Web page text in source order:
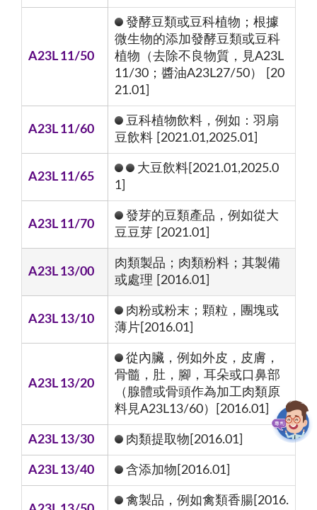
A23L 11/50
發酵豆類或豆科植物；根據
微生物的添加發酵豆類或豆科
植物（去除不良物質，見A23L
11/30；醬油A23L27/50） [20
21.01]
A23L 11/60
豆科植物飲料，例如：羽扇
豆飲料 [2021.01,2025.01]
A23L 11/65
大豆飲料[2021.01,2025.0
1]
A23L 11/70
發芽的豆類產品，例如從大
豆豆芽 [2021.01]
A23L 13/00
肉類製品；肉類粉料；其製備
或處理 [2016.01]
A23L 13/10
肉粉或粉末；顆粒，團塊或
薄片[2016.01]
A23L 13/20
從內臟，例如外皮，皮膚，
骨髓，肚，腳，耳朵或口鼻部
（腺體或骨頭作為加工肉類原
料見A23L13/60）[2016.01]
A23L 13/30 肉類提取物[2016.01]
A23L 13/40 含添加物[2016.01]
禽製品，例如禽類香腸[2016.